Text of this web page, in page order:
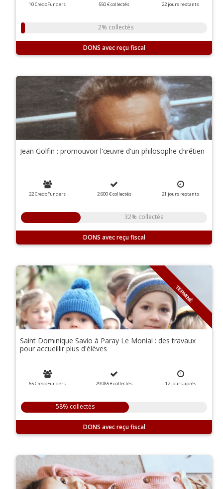
10 CredoFunders 550 €collectés 22jours restants
2% collectés
DONS
Jean Golfin : promouvoir l'œuvre d'un philosophe chrétien
22 CredoFunders 2 600 €collectés 21 jours restants
32% collectés
DONS
TERMINÉ
Saint Dominique Savio à Paray Le Monial : des travaux
pour accueillir plus d'élèves
65 CredoFunders 29 085 €collectés 12joursaprès
58% collectés
DONS